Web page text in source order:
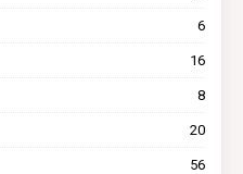
6
16
8
20
56